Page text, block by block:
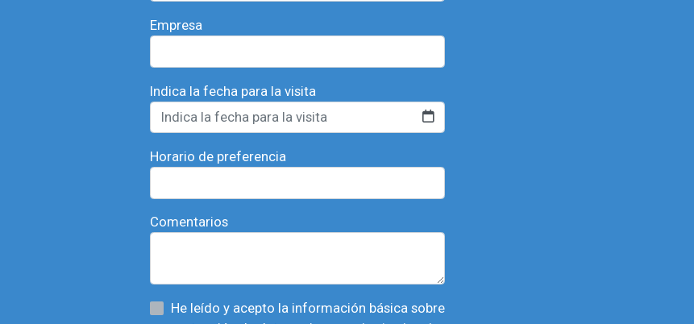
Empresa
Indica la fecha para la visita
Horario de preferencia
Comentarios
He leído y acepto la información básica sobre